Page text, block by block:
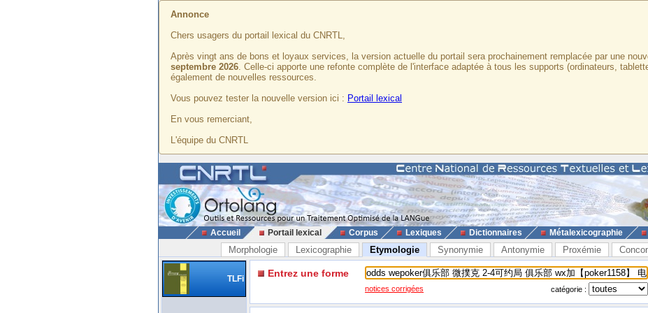
Annonce
Chers usagers du portail lexical du CNRTL,
Après vingt ans de bons et loyaux services, la version actuelle du portail sera prochainement remplacée par une
septembre 2026. Celle-ci apporte une refonte complète de l'interface adaptée à tous les supports (ordinateurs,
également de nouvelles ressources.
Vous pouvez tester la nouvelle version ici : Portail lexical
En vous remerciant,
L'équipe du CNRTL
Accueil Portail lexical Corpus Lexiques Dictionnaires Métalexicographie
Morphologie Lexicographie Etymologie Synonymie Antonymie Proxémie
TLFi Entrez une forme
notices corrigées catégorie :